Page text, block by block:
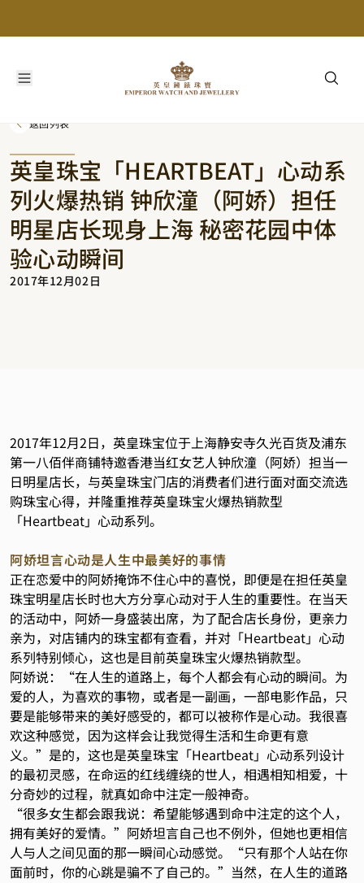
返回列表
英皇珠宝「HEARTBEAT」心动系
列火爆热销 钟欣潼（阿娇）担任
明星店长现身上海 秘密花园中体
验心动瞬间
2017年12月02日
2017年12月2日，英皇珠宝位于上海静安寺久光百货及浦东
第一八佰伴商铺特邀香港当红女艺人钟欣潼（阿娇）担当一
日明星店长，与英皇珠宝门店的消费者们进行面对面交流选
购珠宝心得，并隆重推荐英皇珠宝火爆热销款型
「Heartbeat」心动系列。
阿娇坦言心动是人生中最美好的事情
正在恋爱中的阿娇掩饰不住心中的喜悦，即便是在担任英皇
珠宝明星店长时也大方分享心动对于人生的重要性。在当天
的活动中，阿娇一身盛装出席，为了配合店长身份，更亲力
亲为，对店铺内的珠宝都有查看，并对「Heartbeat」心动
系列特别倾心，这也是目前英皇珠宝火爆热销款型。
阿娇说：“在人生的道路上，每个人都会有心动的瞬间。为
爱的人，为喜欢的事物，或者是一副画，一部电影作品，只
要是能够带来的美好感受的，都可以被称作是心动。我很喜
欢这种感觉，因为这样会让我觉得生活和生命更有意
义。”是的，这也是英皇珠宝「Heartbeat」心动系列设计
的最初灵感，在命运的红线缠绕的世人，相遇相知相爱，十
分奇妙的过程，就真如命中注定一般神奇。
“很多女生都会跟我说：希望能够遇到命中注定的这个人，
拥有美好的爱情。”阿娇坦言自己也不例外，但她也更相信
人与人之间见面的那一瞬间心动感觉。“只有那个人站在你
面前时，你的心跳是骗不了自己的。”当然，在人生的道路